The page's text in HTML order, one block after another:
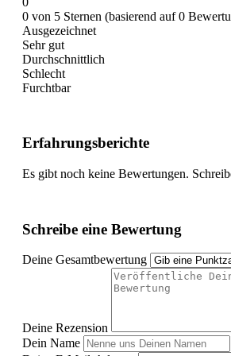
0 von 5 Sternen (basierend auf 0
Ausgezeichnet
Sehr gut
Durchschnittlich
Schlecht
Furchtbar
Erfahrungsberichte
Es gibt noch keine Bewertungen.
Schreibe eine Bewertung
Deine Gesamtbewertung
Deine Rezension
Dein Name